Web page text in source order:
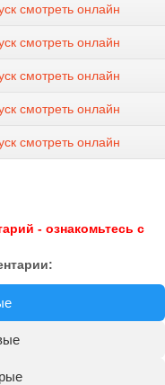
смотреть онлайн
смотреть онлайн
смотреть онлайн
смотреть онлайн
смотреть онлайн
- ознакомьтесь с